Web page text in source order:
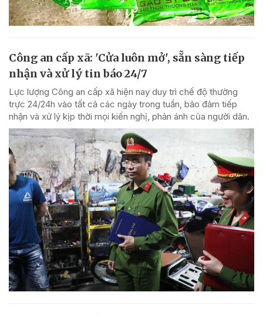
Công an cấp xã: 'Cửa luôn mở', sẵn sàng tiếp
nhận và xử lý tin báo 24/7
Lực lượng Công an cấp xã hiện nay duy trì chế độ thường
trực 24/24h vào tất cả các ngày trong tuần, bảo đảm tiếp
nhận và xử lý kịp thời mọi kiến nghị, phản ánh của người dân.